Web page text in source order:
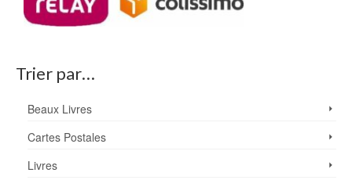
Trier par…
Beaux Livres
Cartes Postales
Livres